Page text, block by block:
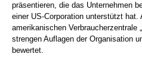
präsentieren, die das Unternehmen
einer US-Corporation unterstützt
amerikanischen Verbraucherzentrale
strengen Auflagen der Organisation
bewertet.